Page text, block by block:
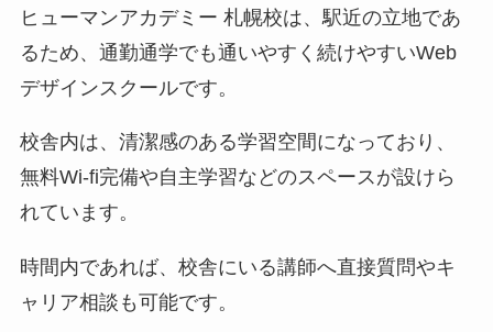
ヒューマンアカデミー 札幌校は、駅近の立地であ
るため、通勤通学でも通いやすく続けやすいWeb
デザインスクールです。
校舎内は、清潔感のある学習空間になっており、
無料Wi-fi完備や自主学習などのスペースが設けら
れています。
時間内であれば、校舎にいる講師へ直接質問やキ
ャリア相談も可能です。